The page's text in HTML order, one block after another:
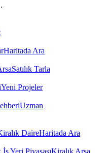
Haritada Ara
Satılık Tarla
Yeni Projeler
Uzman
DaireHaritada Ara
Yeri PiyasasıKiralık Arsa